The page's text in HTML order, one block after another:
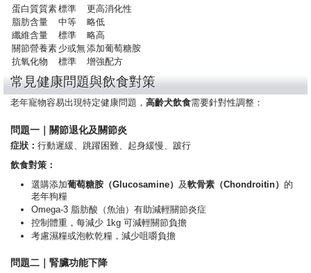
蛋白質質素標準
更高消化性
脂肪含量
中等
略低
纖維含量
標準
略高
關節營養素 少或無添加葡萄糖胺
抗氧化物
標準 增強配方
常見健康問題與飲食對策
老年寵物容易出現特定健康問題， 高齡犬飲食需要針對性調整：
問題一｜關節退化及關節炎
症狀： 行動遲緩、跳躍困難、起身緩慢、跛行
飲食對策：
選購添加葡萄糖胺（Glucosamine） 及軟骨素（Chondroitin） 的
老年狗糧
Omega-3 脂肪酸（魚油）有助減輕關節炎症
控制體重，每減少 1kg 可減輕關節負擔
考慮濕糧或泡軟乾糧，減少咀嚼負擔
問題二｜腎臟功能下降